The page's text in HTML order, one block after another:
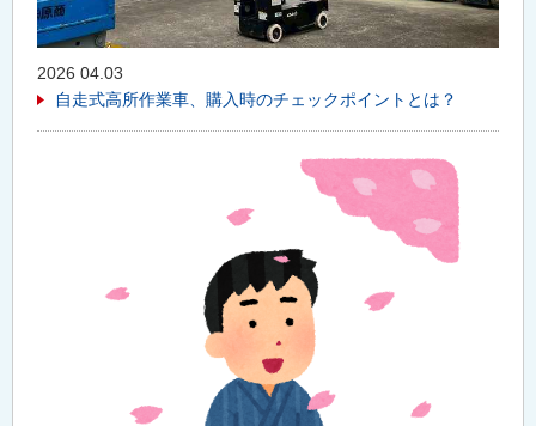
2026 04.03
自走式高所作業車、購入時のチェックポイントとは？